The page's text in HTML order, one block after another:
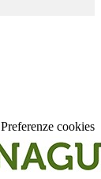
Preferenze cookies